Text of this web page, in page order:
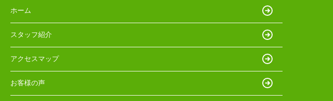
ホーム
スタッフ紹介
アクセスマップ
お客様の声